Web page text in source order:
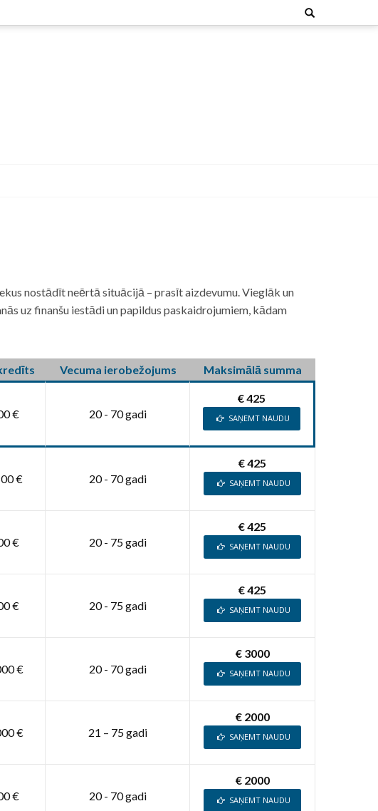
Search
for:
nostādīt neērtā situācijā – prasīt aizdevumu. Vieglāk un
uz finanšu iestādi un papildus paskaidrojumiem, kādam
Vecuma ierobežojums Maksimālā summa
€ 20 - 70 gadi
€ 425
SAŅEMT NAUDU
€ 20 - 70 gadi
€ 425
SAŅEMT NAUDU
€ 20 - 75 gadi
€ 425
SAŅEMT NAUDU
€ 20 - 75 gadi
€ 425
SAŅEMT NAUDU
€ 20 - 70 gadi
€ 3000
SAŅEMT NAUDU
€ 21 – 75 gadi
€ 2000
SAŅEMT NAUDU
€ 20 - 70 gadi
€ 2000
SAŅEMT NAUDU